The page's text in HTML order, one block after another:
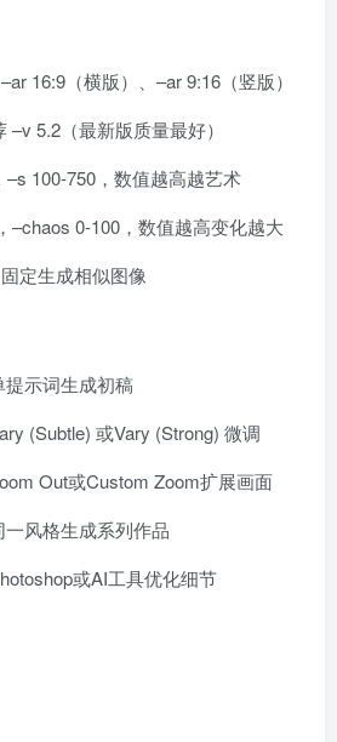
16:9（横版）、–ar 9:16（竖版）
–v 5.2（最新版质量最好）
–s 100-750，数值越高越艺术
–chaos 0-100，数值越高变化越大
定生成相似图像
提示词生成初稿
(Subtle) 或Vary (Strong) 微调
Out或Custom Zoom扩展画面
一风格生成系列作品
或AI工具优化细节